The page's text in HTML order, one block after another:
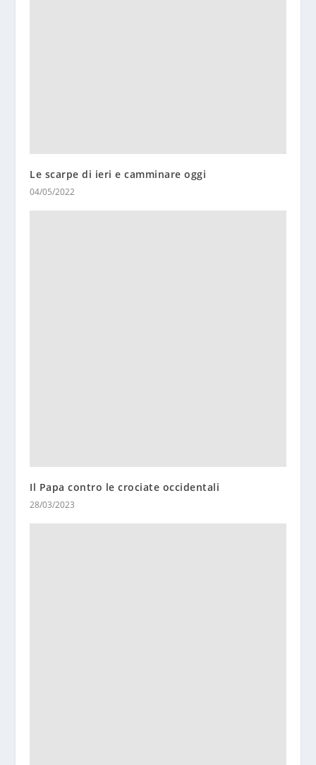
Le scarpe di ieri e camminare oggi
04/05/2022
Il Papa contro le crociate occidentali
28/03/2023